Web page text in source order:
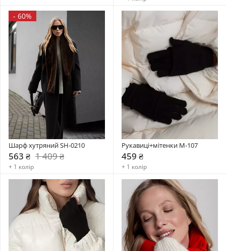
- 60%
Шарф хутряний SH-0210
563 ₴ 1 409 ₴
+ 1 колір
Рукавиці+мітенки М-107
459 ₴
+ 1 колір